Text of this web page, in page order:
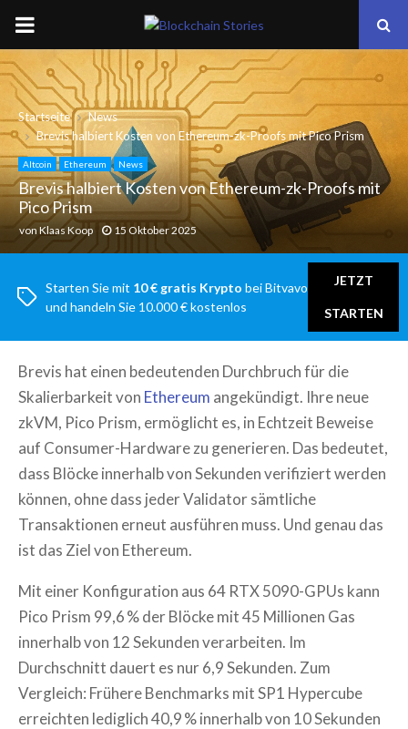
PRIMARY
MENU
Startseite
News
Brevis halbiert Kosten von Ethereum-zk-Proofs mit Pico Prism
Altcoin Ethereum News
Brevis halbiert Kosten von Ethereum-zk-Proofs mit
Pico Prism
von Klaas Koop 15 Oktober 2025
Starten Sie mit 10 € gratis Krypto bei Bitvavo
und handeln Sie 10.000 € kostenlos
JETZT
STARTEN
Brevis hat einen bedeutenden Durchbruch für die
Skalierbarkeit von Ethereum angekündigt. Ihre neue
zkVM, Pico Prism, ermöglicht es, in Echtzeit Beweise
auf Consumer-Hardware zu generieren. Das bedeutet,
dass Blöcke innerhalb von Sekunden verifiziert werden
können, ohne dass jeder Validator sämtliche
Transaktionen erneut ausführen muss. Und genau das
ist das Ziel von Ethereum.
Mit einer Konfiguration aus 64 RTX 5090-GPUs kann
Pico Prism 99,6 % der Blöcke mit 45 Millionen Gas
innerhalb von 12 Sekunden verarbeiten. Im
Durchschnitt dauert es nur 6,9 Sekunden. Zum
Vergleich: Frühere Benchmarks mit SP1 Hypercube
erreichten lediglich 40,9 % innerhalb von 10 Sekunden